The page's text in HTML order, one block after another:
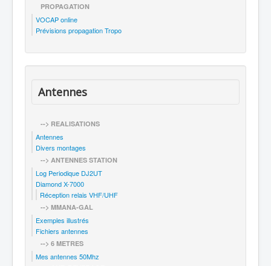
PROPAGATION
VOCAP online
Prévisions propagation Tropo
Antennes
--> REALISATIONS
Antennes
Divers montages
--> ANTENNES STATION
Log Periodique DJ2UT
Diamond X-7000
Réception relais VHF/UHF
--> MMANA-GAL
Exemples illustrés
Fichiers antennes
--> 6 METRES
Mes antennes 50Mhz